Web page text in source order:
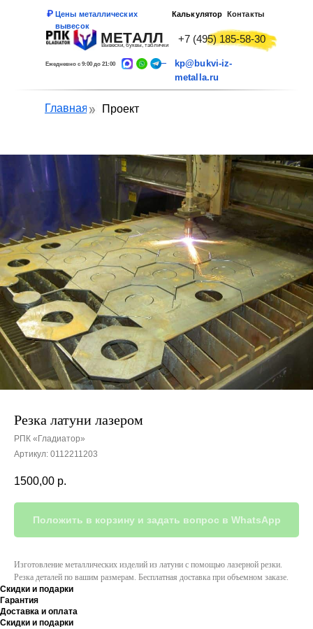
Цены металлических
вывесок
Калькулятор
Ежедневно с 9:00 до 21:00
+7 (495) 185-58-30
kp@bukvi-iz-
metalla.ru
Контакты
Вывески, буквы, таблички
МЕТАЛЛ
Главная Проект
Резка латуни лазером
РПК «Гладиатор»
Артикул: 0112211203
1500,00 р.
Положить в корзину и задать вопрос в WhatsApp
Изготовление металлических изделий из латуни с помощью лазерной резки.
Резка деталей по вашим размерам. Бесплатная доставка при объемном заказе.
Скидки и подарки
Гарантия
Доставка и оплата
Скидки и подарки